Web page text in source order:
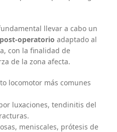
llevar a cabo un
operatorio adaptado al
con la finalidad de
de la zona afecta.
locomotor más comunes
luxaciones, tendinitis del
meniscales, prótesis de